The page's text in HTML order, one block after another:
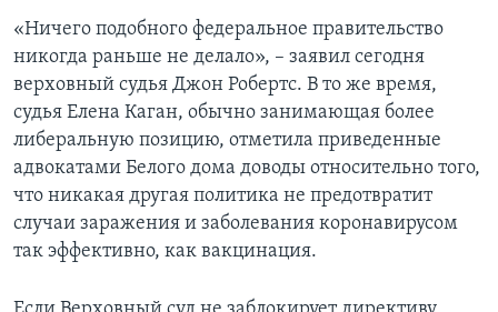
«Ничего подобного федеральное правительство
никогда раньше не делало», – заявил сегодня
верховный судья Джон Робертс. В то же время,
судья Елена Каган, обычно занимающая более
либеральную позицию, отметила приведенные
адвокатами Белого дома доводы относительно того,
что никакая другая политика не предотвратит
случаи заражения и заболевания коронавирусом
так эффективно, как вакцинация.